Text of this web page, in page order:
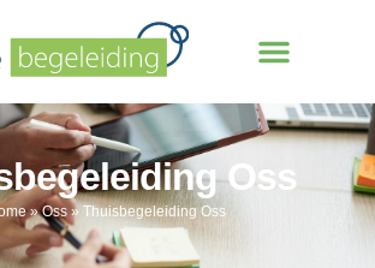
Oss
»Oss» Thuisbegeleiding Oss